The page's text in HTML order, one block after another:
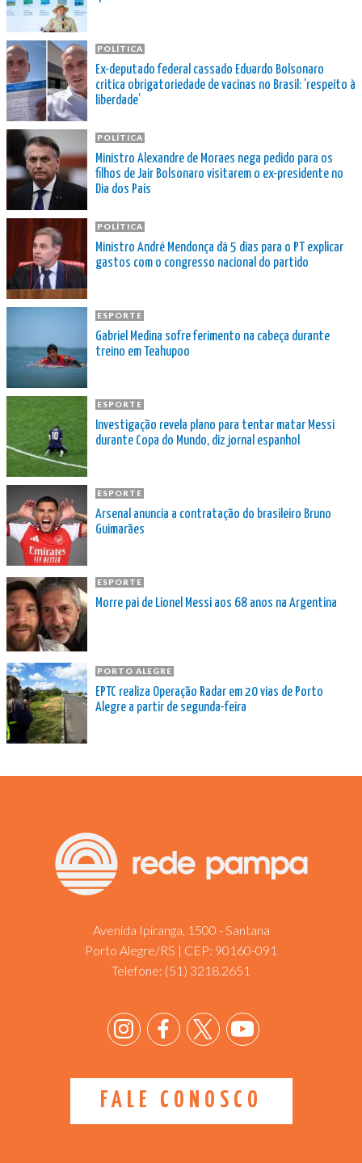
POLÍTICA
Ex-deputado federal cassado Eduardo Bolsonaro
critica obrigatoriedade de vacinas no Brasil: ‘respeito à
liberdade’
POLÍTICA
Ministro Alexandre de Moraes nega pedido para os
filhos de Jair Bolsonaro visitarem o ex-presidente no
Dia dos Pais
POLÍTICA
Ministro André Mendonça dá 5 dias para o PT explicar
gastos com o congresso nacional do partido
ESPORTE
Gabriel Medina sofre ferimento na cabeça durante
treino em Teahupoo
ESPORTE
Investigação revela plano para tentar matar Messi
durante Copa do Mundo, diz jornal espanhol
ESPORTE
Arsenal anuncia a contratação do brasileiro Bruno
Guimarães
ESPORTE
Morre pai de Lionel Messi aos 68 anos na Argentina
PORTO ALEGRE
EPTC realiza Operação Radar em 20 vias de Porto
Alegre a partir de segunda-feira
Avenida Ipiranga, 1500 - Santana
Porto Alegre/RS | CEP: 90160-091
Telefone: (51) 3218.2651
FALE CONOSCO